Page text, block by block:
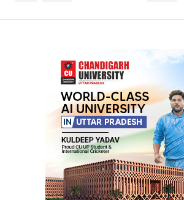
Your E-mail*
Submit Comment